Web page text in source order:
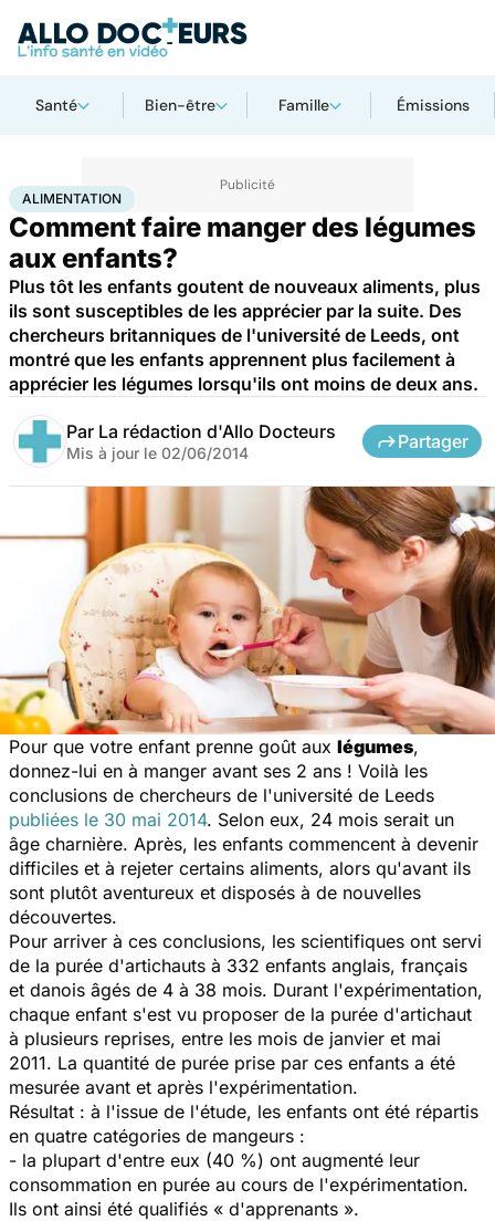
Santé Bien-être Famille Émissions
AccueilSantéMaladies Alimentation
ALIMENTATION
Comment faire manger des légumes
aux enfants?
Plus tôt les enfants goutent de nouveaux aliments, plus
ils sont susceptibles de les apprécier par la suite. Des
chercheurs britanniques de l'université de Leeds, ont
montré que les enfants apprennent plus facilement à
apprécier les légumes lorsqu'ils ont moins de deux ans.
Par La rédaction d'Allo Docteurs
Mis à jour le 02/06/2014
Partager
Pour que votre enfant prenne goût aux légumes,
donnez-lui en à manger avant ses 2 ans ! Voilà les
conclusions de chercheurs de l'université de Leeds
publiées le 30 mai 2014. Selon eux, 24 mois serait un
âge charnière. Après, les enfants commencent à devenir
difficiles et à rejeter certains aliments, alors qu'avant ils
sont plutôt aventureux et disposés à de nouvelles
découvertes.
Pour arriver à ces conclusions, les scientifiques ont servi
de la purée d'artichauts à 332 enfants anglais, français
et danois âgés de 4 à 38 mois. Durant l'expérimentation,
chaque enfant s'est vu proposer de la purée d'artichaut
à plusieurs reprises, entre les mois de janvier et mai
2011. La quantité de purée prise par ces enfants a été
mesurée avant et après l'expérimentation.
Résultat : à l'issue de l'étude, les enfants ont été répartis
en quatre catégories de mangeurs :
- la plupart d'entre eux (40 %) ont augmenté leur
consommation en purée au cours de l'expérimentation.
Ils ont ainsi été qualifiés « d'apprenants ».